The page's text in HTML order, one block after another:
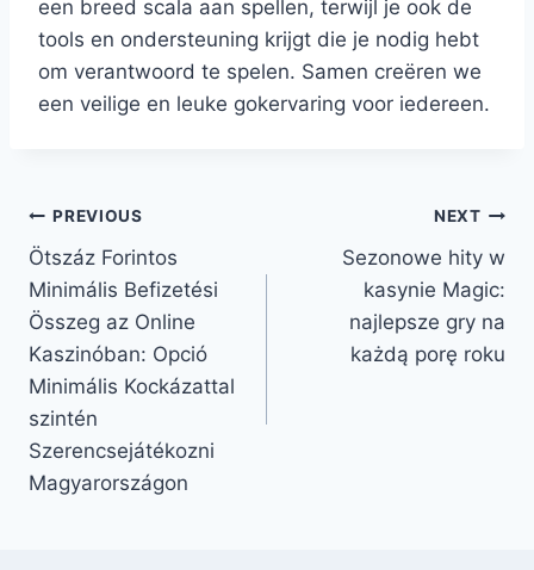
een breed scala aan spellen, terwijl je ook de
tools en ondersteuning krijgt die je nodig hebt
om verantwoord te spelen. Samen creëren we
een veilige en leuke gokervaring voor iedereen.
Post
navigation
PREVIOUS
Ötszáz Forintos
Minimális Befizetési
Összeg az Online
Kaszinóban: Opció
Minimális Kockázattal
szintén
Szerencsejátékozni
Magyarországon
NEXT
Sezonowe hity w
kasynie Magic:
najlepsze gry na
każdą porę roku